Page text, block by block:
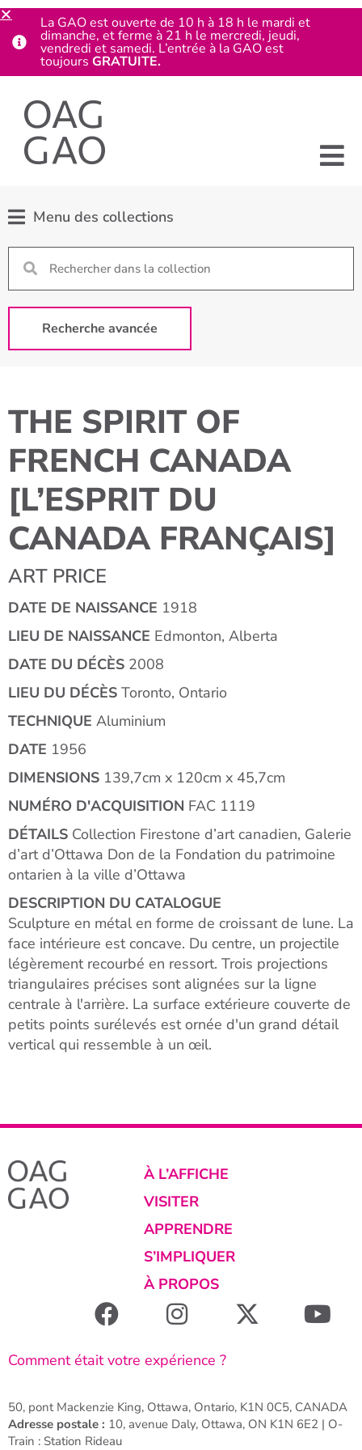
Menu des collections
Recherche avancée
THE SPIRIT OF
FRENCH CANADA
[L’ESPRIT DU
CANADA FRANÇAIS]
ART PRICE
DATE DE NAISSANCE 1918
LIEU DE NAISSANCE Edmonton, Alberta
DATE DU DÉCÈS 2008
LIEU DU DÉCÈS Toronto, Ontario
TECHNIQUE Aluminium
DATE 1956
DIMENSIONS 139,7cm x 120cm x 45,7cm
NUMÉRO D'ACQUISITION FAC 1119
DÉTAILS Collection Firestone d’art canadien, Galerie
d’art d’Ottawa Don de la Fondation du patrimoine
ontarien à la ville d’Ottawa
DESCRIPTION DU CATALOGUE
Sculpture en métal en forme de croissant de lune. La
face intérieure est concave. Du centre, un projectile
légèrement recourbé en ressort. Trois projections
triangulaires précises sont alignées sur la ligne
centrale à l'arrière. La surface extérieure couverte de
petits points surélevés est ornée d'un grand détail
vertical qui ressemble à un œil.
À L’AFFICHE
VISITER
APPRENDRE
S’IMPLIQUER
À PROPOS
Comment était votre expérience ?
50, pont Mackenzie King, Ottawa, Ontario, K1N 0C5, CANADA
Adresse postale : 10, avenue Daly, Ottawa, ON K1N 6E2 | O-
Train : Station Rideau
La GAO est ouverte de 10 h à 18 h le mardi et
dimanche, et ferme à 21 h le mercredi, jeudi,
vendredi et samedi. L’entrée à la GAO est
toujours GRATUITE.